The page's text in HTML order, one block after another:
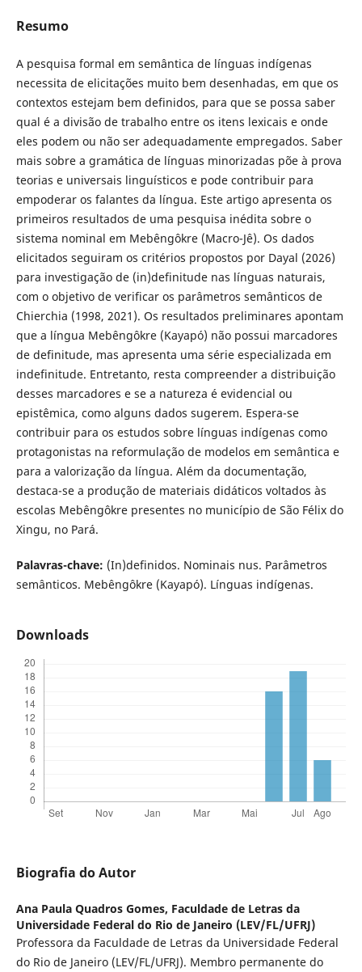
Resumo
A pesquisa formal em semântica de línguas indígenas
necessita de elicitações muito bem desenhadas, em que os
contextos estejam bem definidos, para que se possa saber
qual é a divisão de trabalho entre os itens lexicais e onde
eles podem ou não ser adequadamente empregados. Saber
mais sobre a gramática de línguas minorizadas põe à prova
teorias e universais linguísticos e pode contribuir para
empoderar os falantes da língua. Este artigo apresenta os
primeiros resultados de uma pesquisa inédita sobre o
sistema nominal em Mebêngôkre (Macro-Jê). Os dados
elicitados seguiram os critérios propostos por Dayal (2026)
para investigação de (in)definitude nas línguas naturais,
com o objetivo de verificar os parâmetros semânticos de
Chierchia (1998, 2021). Os resultados preliminares apontam
que a língua Mebêngôkre (Kayapó) não possui marcadores
de definitude, mas apresenta uma série especializada em
indefinitude. Entretanto, resta compreender a distribuição
desses marcadores e se a natureza é evidencial ou
epistêmica, como alguns dados sugerem. Espera-se
contribuir para os estudos sobre línguas indígenas como
protagonistas na reformulação de modelos em semântica e
para a valorização da língua. Além da documentação,
destaca-se a produção de materiais didáticos voltados às
escolas Mebêngôkre presentes no município de São Félix do
Xingu, no Pará.
Palavras-chave: (In)definidos. Nominais nus. Parâmetros
semânticos. Mebêngôkre (Kayapó). Línguas indígenas.
Downloads
Biografia do Autor
Ana Paula Quadros Gomes, Faculdade de Letras da
Universidade Federal do Rio de Janeiro (LEV/FL/UFRJ)
Professora da Faculdade de Letras da Universidade Federal
do Rio de Janeiro (LEV/FL/UFRJ). Membro permanente do